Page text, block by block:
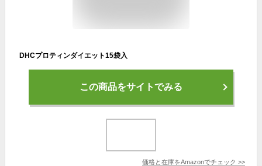
DHCプロティンダイエット15袋入
この商品をサイトでみる
価格と在庫をAmazonでチェック >>